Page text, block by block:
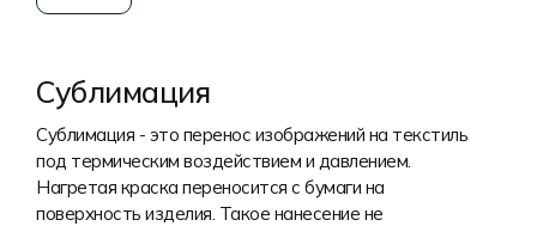
Сублимация
Сублимация - это перенос изображений на текстиль
под термическим воздействием и давлением.
Нагретая краска переносится с бумаги на
поверхность изделия. Такое нанесение не